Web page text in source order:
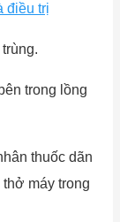
điều trị
trong lồng
thuốc dãn
máy trong